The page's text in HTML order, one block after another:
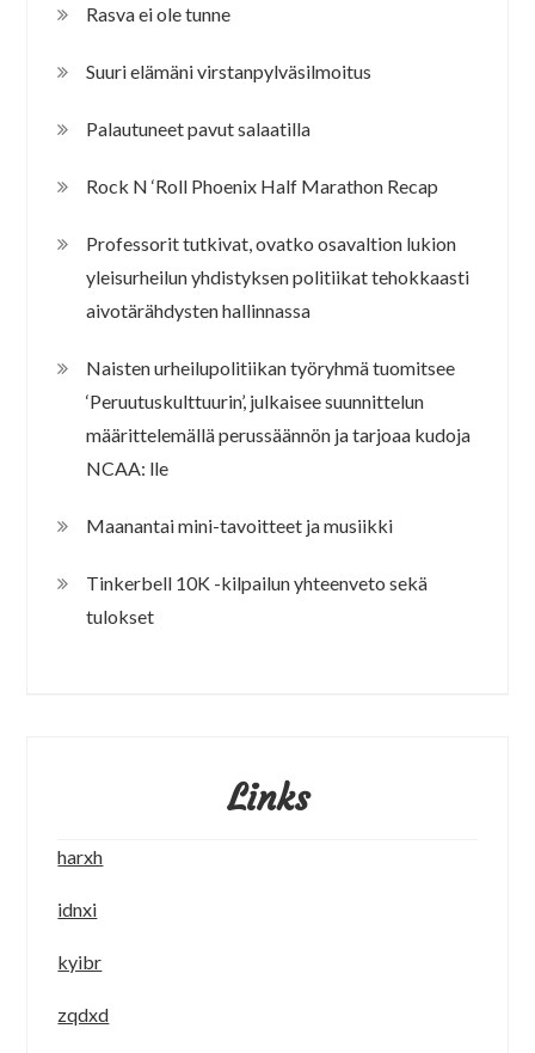
Rasva ei ole tunne
Suuri elämäni virstanpylväsilmoitus
Palautuneet pavut salaatilla
Rock N ‘Roll Phoenix Half Marathon Recap
Professorit tutkivat, ovatko osavaltion lukion
yleisurheilun yhdistyksen politiikat tehokkaasti
aivotärähdysten hallinnassa
Naisten urheilupolitiikan työryhmä tuomitsee
‘Peruutuskulttuurin’, julkaisee suunnittelun
määrittelemällä perussäännön ja tarjoaa kudoja
NCAA: lle
Maanantai mini-tavoitteet ja musiikki
Tinkerbell 10K -kilpailun yhteenveto sekä
tulokset
Links
harxh
idnxi
kyibr
zqdxd